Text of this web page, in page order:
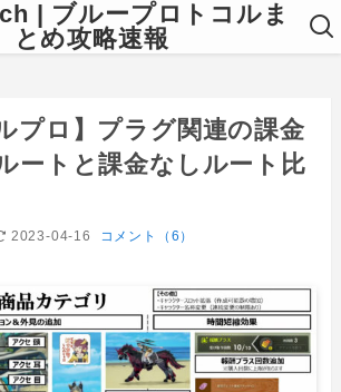
| ブループロトコルま
とめ攻略速報
プロ】プラグ関連の課金
ートと課金なしルート比
2023-04-16 コメント（6）